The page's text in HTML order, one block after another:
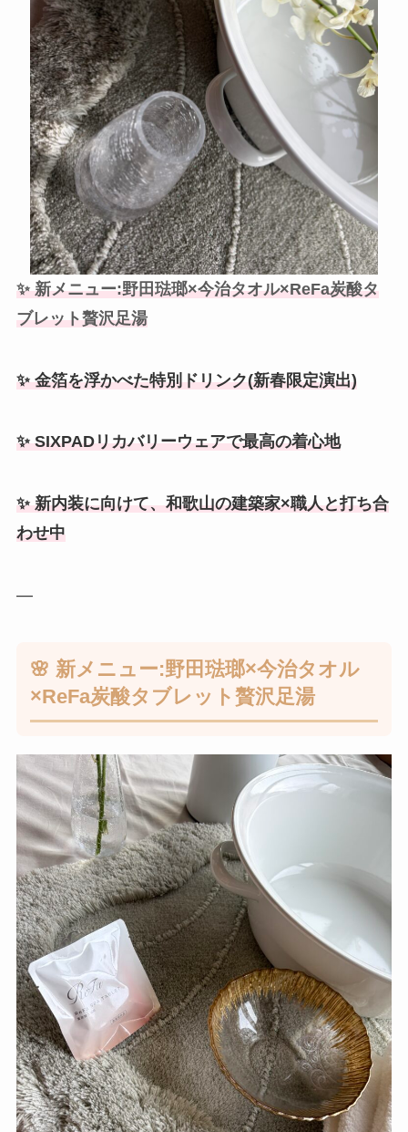
✨ 新メニュー:野田琺瑯×今治タオル×ReFa炭酸タ
ブレット贅沢足湯
✨ 金箔を浮かべた特別ドリンク(新春限定演出)
✨ SIXPADリカバリーウェアで最高の着心地
✨ 新内装に向けて、和歌山の建築家×職人と打ち合
わせ中
—
🌸 新メニュー:野田琺瑯×今治タオル
×ReFa炭酸タブレット贅沢足湯